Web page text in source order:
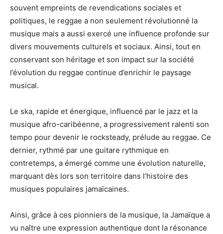
souvent empreints de revendications sociales et
politiques, le reggae a non seulement révolutionné la
musique mais a aussi exercé une influence profonde sur
divers mouvements culturels et sociaux. Ainsi, tout en
conservant son héritage et son impact sur la société
l’évolution du reggae continue d’enrichir le paysage
musical.
Le ska, rapide et énergique, influencé par le jazz et la
musique afro-caribéenne, a progressivement ralenti son
tempo pour devenir le rocksteady, prélude au reggae. Ce
dernier, rythmé par une guitare rythmique en
contretemps, a émergé comme une évolution naturelle,
marquant dès lors son territoire dans l’histoire des
musiques populaires jamaïcaines.
Ainsi, grâce à ces pionniers de la musique, la Jamaïque a
vu naître une expression authentique dont la résonance